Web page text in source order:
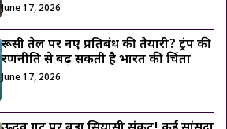
June 17, 2026
रूसी तेल पर नए प्रतिबंध की तैयारी? ट्रंप की
रणनीति से बढ़ सकती है भारत की चिंता
June 17, 2026